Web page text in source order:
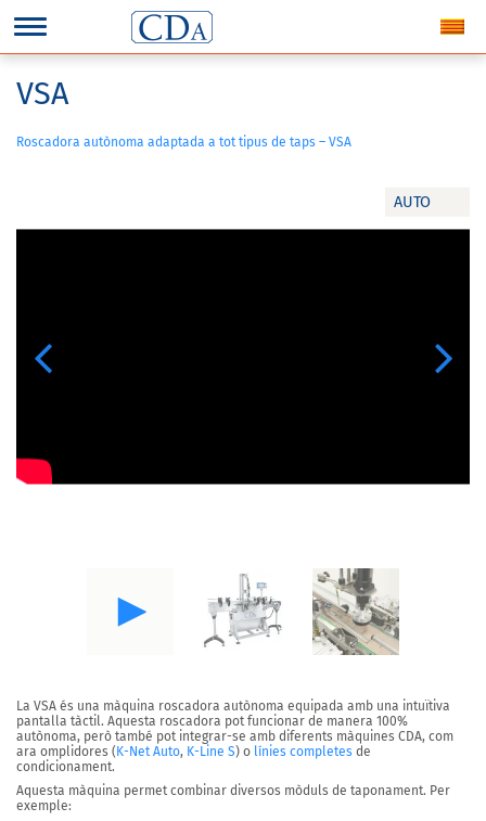
AUTO
Previous Next
VSA
Roscadora autònoma adaptada a tot tipus de taps – VSA
La VSA és una màquina roscadora autònoma equipada amb una intuïtiva
pantalla tàctil. Aquesta roscadora pot funcionar de manera 100%
autònoma, però també pot integrar-se amb diferents màquines CDA, com
ara omplidores ( K-Net Auto, K-Line S) o línies completes de
condicionament.
Aquesta màquina permet combinar diversos mòduls de taponament. Per
exemple: